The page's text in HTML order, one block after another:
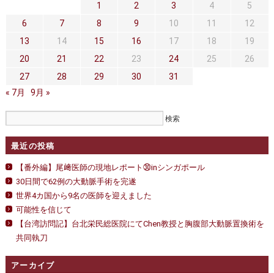
セカンドオピニオン 治療費について
正しい病院の選び方 アクセス
私どもの特色
手術概要
医師募集情報
トピックス一覧
1 2 3 4
5
6
7 8 9 10 11
12
13
14 15 16 17 18
19
20
21 22 23 24 25
26
27
28 29 30
31
« 7月
9月 »
最近の投稿
【番外編】尾﨑医師の現地レポート㉚inシンガポール
30日間で62例の大動脈手術を完遂
世界4カ国から9名の医師を迎えました
可能性を信じて
【台湾訪問記】台北栄民総医院にてChen教授と胸腹部大動脈置換術を
共同執刀
アーカイブ